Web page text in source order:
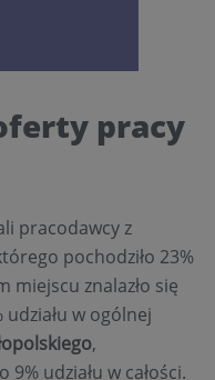
pracy
pracodawcy z
pochodziło 23%
miejscu znalazło się
udziału w ogólnej
,
9% udziału w całości.